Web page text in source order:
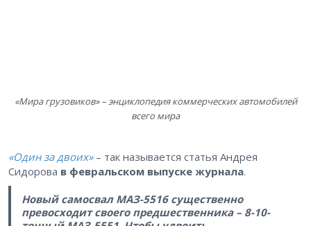
«Мира грузовиков» – энциклопедия коммерческих автомобилей
всего мира
«Один за двоих» – так называется статья Андрея
Сидорова в февральском выпуске журнала.
Новый самосвал МАЗ-5516 существенно
превосходит своего предшественника – 8-10-